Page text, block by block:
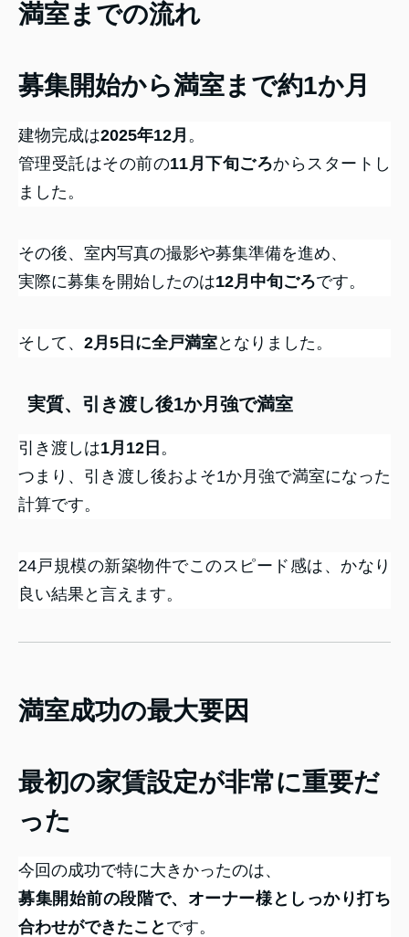
満室までの流れ
募集開始から満室まで約1か月
建物完成は2025年12月 。
管理受託はその前の11月下旬ごろからスタートし
ました。
その後、室内写真の撮影や募集準備を進め、
実際に募集を開始したのは12月中旬ごろです。
そして、 2月5日に全戸満室となりました。
実質、引き渡し後1か月強で満室
引き渡しは1月12日 。
つまり、引き渡し後およそ1か月強で満室になった
計算です。
24戸規模の新築物件でこのスピード感は、かなり
良い結果と言えます。
満室成功の最大要因
最初の家賃設定が非常に重要だ
った
今回の成功で特に大きかったのは、
募集開始前の段階で、オーナー様としっかり打ち
合わせができたこと です。